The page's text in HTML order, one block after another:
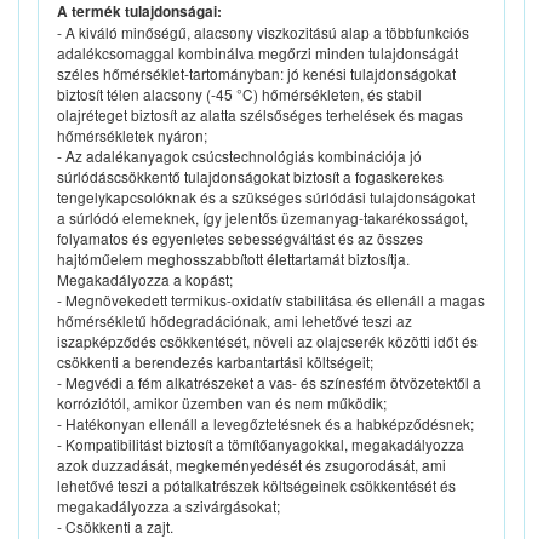
A termék tulajdonságai:
- A kiváló minőségű, alacsony viszkozitású alap a többfunkciós
adalékcsomaggal kombinálva megőrzi minden tulajdonságát
széles hőmérséklet-tartományban: jó kenési tulajdonságokat
biztosít télen alacsony (-45 °C) hőmérsékleten, és stabil
olajréteget biztosít az alatta szélsőséges terhelések és magas
hőmérsékletek nyáron;
- Az adalékanyagok csúcstechnológiás kombinációja jó
súrlódáscsökkentő tulajdonságokat biztosít a fogaskerekes
tengelykapcsolóknak és a szükséges súrlódási tulajdonságokat
a súrlódó elemeknek, így jelentős üzemanyag-takarékosságot,
folyamatos és egyenletes sebességváltást és az összes
hajtóműelem meghosszabbított élettartamát biztosítja.
Megakadályozza a kopást;
- Megnövekedett termikus-oxidatív stabilitása és ellenáll a magas
hőmérsékletű hődegradációnak, ami lehetővé teszi az
iszapképződés csökkentését, növeli az olajcserék közötti időt és
csökkenti a berendezés karbantartási költségeit;
- Megvédi a fém alkatrészeket a vas- és színesfém ötvözetektől a
korróziótól, amikor üzemben van és nem működik;
- Hatékonyan ellenáll a levegőztetésnek és a habképződésnek;
- Kompatibilitást biztosít a tömítőanyagokkal, megakadályozza
azok duzzadását, megkeményedését és zsugorodását, ami
lehetővé teszi a pótalkatrészek költségeinek csökkentését és
megakadályozza a szivárgásokat;
- Csökkenti a zajt.